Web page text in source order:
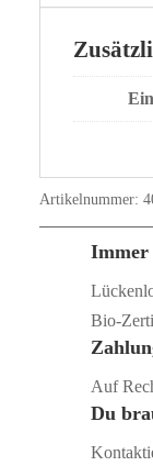
Artikelnummer:
Immer
Auf
Du